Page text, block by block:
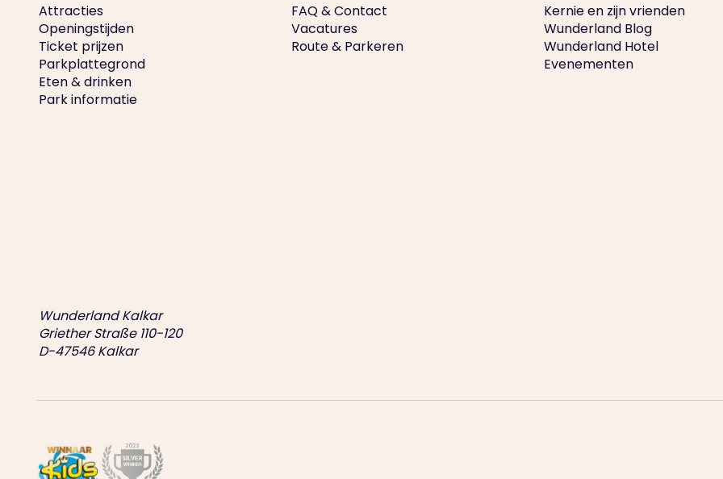
Attracties
Openingstijden
Ticket prijzen
Parkplattegrond
Eten & drinken
Park informatie
FAQ & Contact
Vacatures
Route & Parkeren
Kernie en zijn vrienden
Wunderland Blog
Wunderland Hotel
Evenementen
Wunderland Kalkar
Griether Straße 110-120
D-47546 Kalkar